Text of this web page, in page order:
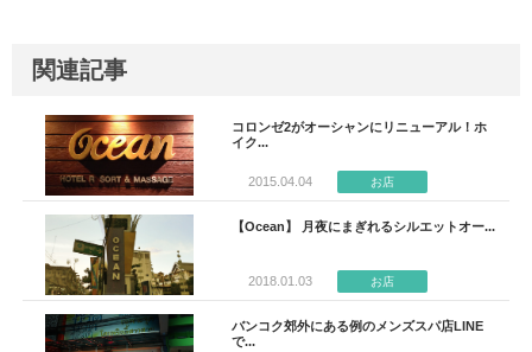
関連記事
コロンゼ2がオーシャンにリニューアル！ホ
イク...
2015.04.04 お店
【Ocean】 月夜にまぎれるシルエットオー...
2018.01.03 お店
バンコク郊外にある例のメンズスパ店LINE
で...